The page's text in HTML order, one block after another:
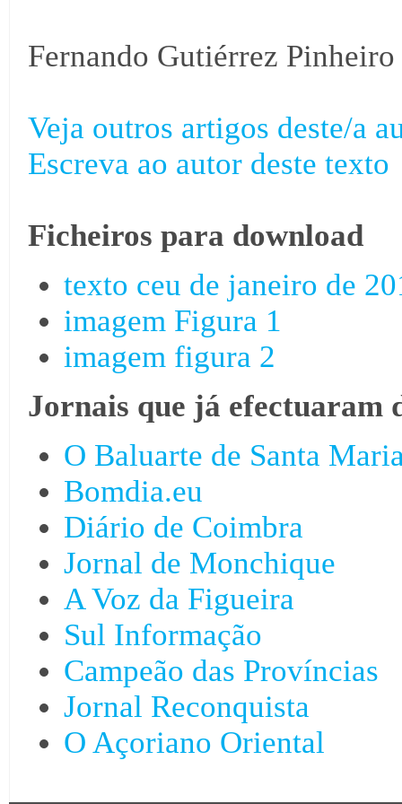
Fernando Gutiérrez Pinheiro
Veja outros artigos deste/a
Escreva ao autor deste texto
Ficheiros para download
texto ceu de janeiro de
imagem Figura 1
imagem figura 2
Jornais que já efectuaram
O Baluarte de Santa
Bomdia.eu
Diário de Coimbra
Jornal de Monchique
A Voz da Figueira
Sul Informação
Campeão das Províncias
Jornal Reconquista
O Açoriano Oriental